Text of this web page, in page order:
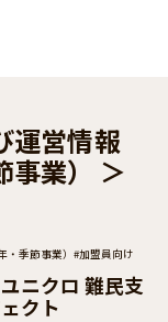
運営情報
事業） ＞
季節事業） #加盟員向け
ニクロ 難民支
クト